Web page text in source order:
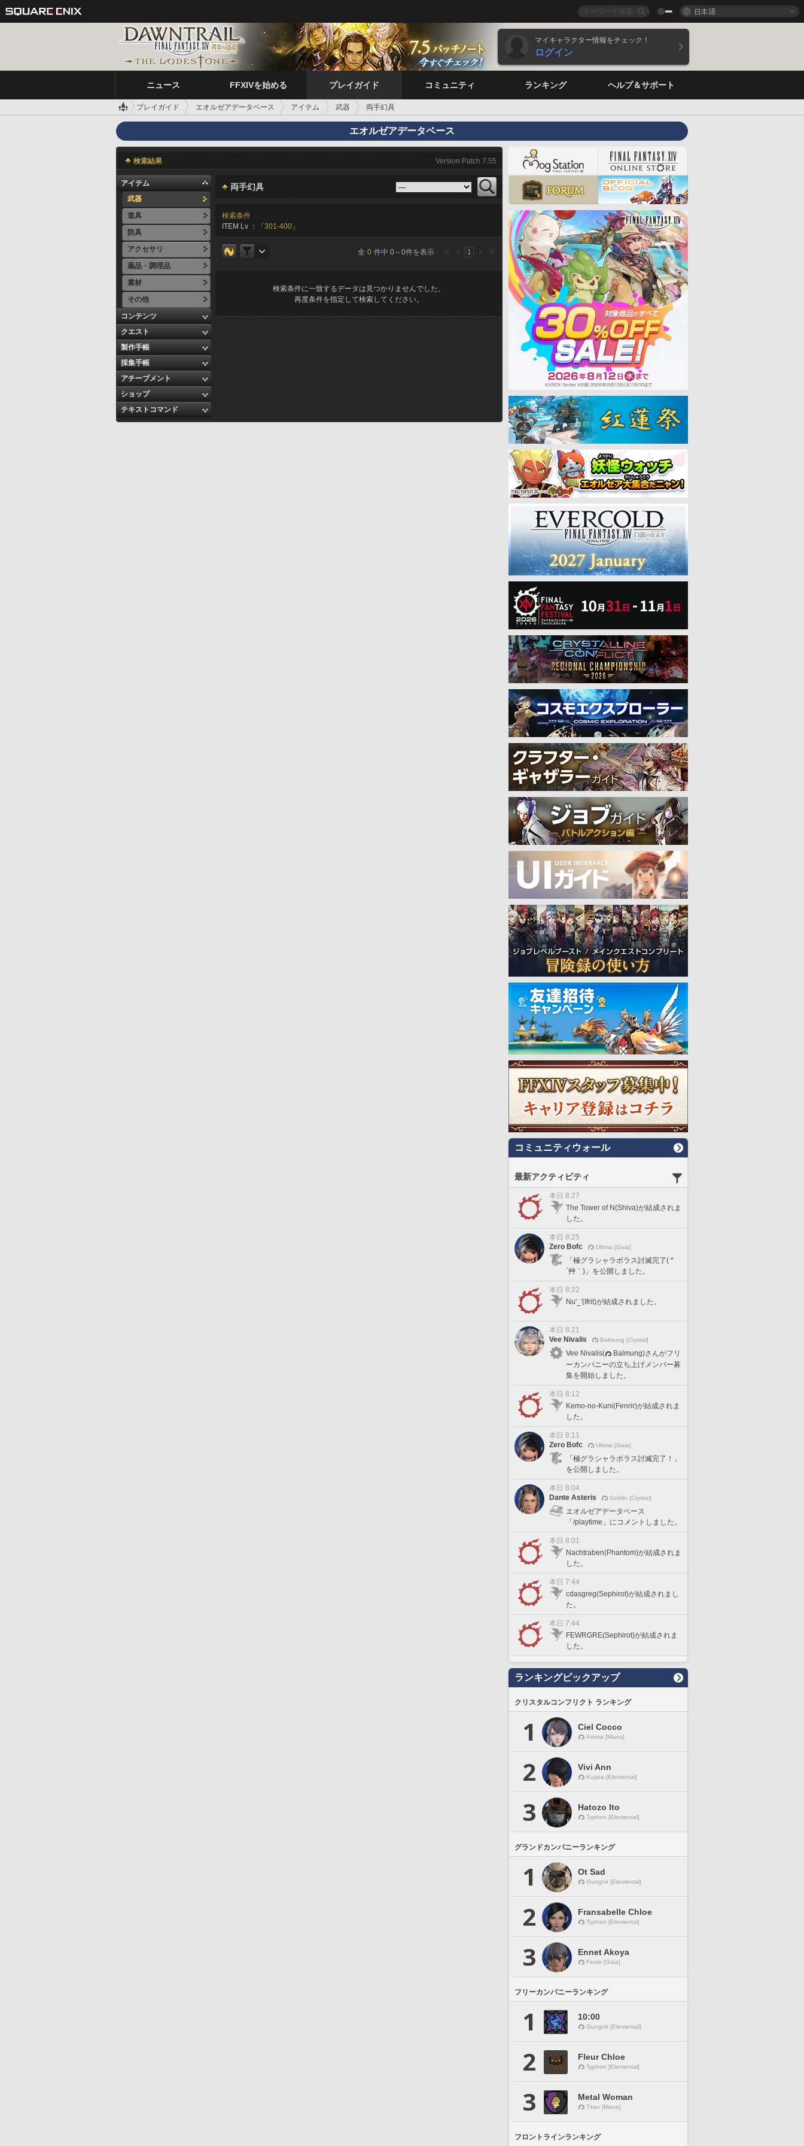
日本語
マイキャラクター情報をチェック！
ログイン
ニュース FFXIVを始める プレイガイド コミュニティ ランキング ヘルプ＆サポート
プレイガイド エオルゼアデータベース アイテム 武器 両手幻具
エオルゼアデータベース
検索結果 Version:Patch 7.55
アイテム
武器
道具
防具
アクセサリ
薬品・調理品
素材
その他
コンテンツ
クエスト
製作手帳
採集手帳
アチーブメント
ショップ
テキストコマンド
両手幻具
検索条件
ITEM Lv ：「 301-400 」
全 0 件中 0～0件を表示 1
検索条件に一致するデータは見つかりませんでした。
再度条件を指定して検索してください。
コミュニティウォール
最新アクティビティ
本日 8:27
The Tower of N(Shiva)が結成されま
した。
本日 8:25
Zero Bofc
Ultima [Gaia]
「極グラシャラボラス討滅完了( *
´艸｀)」を公開しました。
本日 8:22
Nu'_'(Ifrit)が結成されました。
本日 8:21
Vee Nivalis
Balmung [Crystal]
Vee Nivalis(
Balmung)さんがフリ
ーカンパニーの立ち上げメンバー募
集を開始しました。
本日 8:12
Kemo-no-Kuni(Fenrir)が結成されま
した。
本日 8:11
Zero Bofc
Ultima [Gaia]
「極グラシャラボラス討滅完了！」
を公開しました。
本日 8:04
Dante Asteris
Goblin [Crystal]
エオルゼアデータベース
「/playtime」にコメントしました。
本日 8:01
Nachtraben(Phantom)が結成されま
した。
本日 7:44
cdasgreg(Sephirot)が結成されまし
た。
本日 7:44
FEWRGRE(Sephirot)が結成されま
した。
ランキングピックアップ
クリスタルコンフリクト ランキング
1 Ciel Cocco
Anima [Mana]
2 Vivi Ann
Kujata [Elemental]
3 Hatozo Ito
Typhon [Elemental]
グランドカンパニーランキング
1 Ot Sad
Gungnir [Elemental]
2 Fransabelle Chloe
Typhon [Elemental]
3 Ennet Akoya
Fenrir [Gaia]
フリーカンパニーランキング
1 10:00
Gungnir [Elemental]
2 Fleur Chloe
Typhon [Elemental]
3 Metal Woman
Titan [Mana]
フロントラインランキング